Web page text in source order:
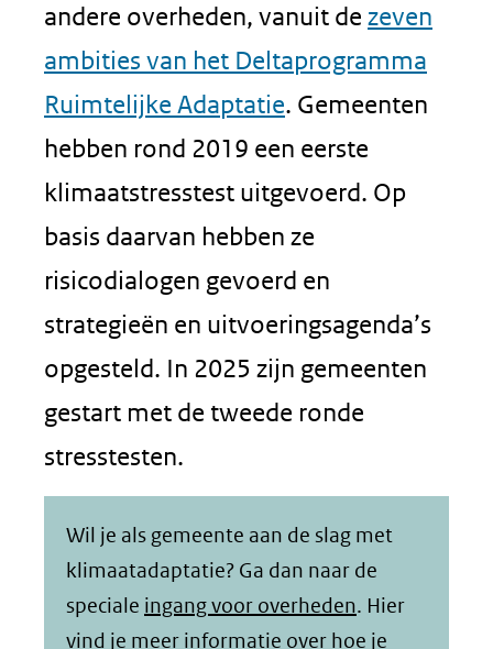
andere overheden, vanuit de zeven
ambities van het Deltaprogramma
Ruimtelijke Adaptatie. Gemeenten
hebben rond 2019 een eerste
klimaatstresstest uitgevoerd. Op
basis daarvan hebben ze
risicodialogen gevoerd en
strategieën en uitvoeringsagenda’s
opgesteld. In 2025 zijn gemeenten
gestart met de tweede ronde
stresstesten.
Wil je als gemeente aan de slag met
klimaatadaptatie? Ga dan naar de
speciale ingang voor overheden. Hier
vind je meer informatie over hoe je